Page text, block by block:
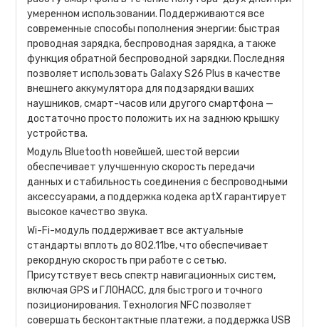
умеренном использовании. Поддерживаются все
современные способы пополнения энергии: быстрая
проводная зарядка, беспроводная зарядка, а также
функция обратной беспроводной зарядки. Последняя
позволяет использовать Galaxy S26 Plus в качестве
внешнего аккумулятора для подзарядки ваших
наушников, смарт-часов или другого смартфона —
достаточно просто положить их на заднюю крышку
устройства.
Модуль Bluetooth новейшей, шестой версии
обеспечивает улучшенную скорость передачи
данных и стабильность соединения с беспроводными
аксессуарами, а поддержка кодека aptX гарантирует
высокое качество звука.
Wi-Fi-модуль поддерживает все актуальные
стандарты вплоть до 802.11be, что обеспечивает
рекордную скорость при работе с сетью.
Присутствует весь спектр навигационных систем,
включая GPS и ГЛОНАСС, для быстрого и точного
позиционирования. Технология NFC позволяет
совершать бесконтактные платежи, а поддержка USB